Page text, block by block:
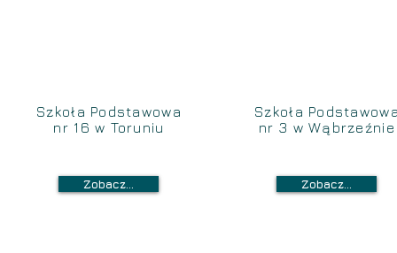
Szkoła Podstawowa
nr 16 w Toruniu
Zobacz...
Szkoła
nr 3 w Wąbrzeźnie
Zobacz...